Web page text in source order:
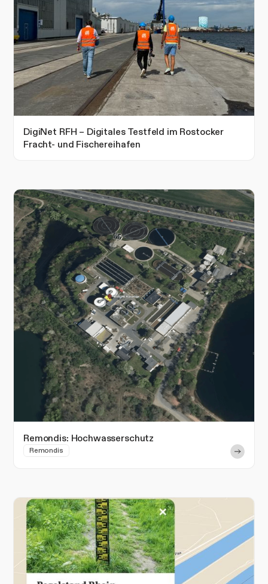
DigiNet RFH – Digitales Testfeld im Rostocker
Fracht- und Fischereihafen
Remondis: Hochwasserschutz
Remondis